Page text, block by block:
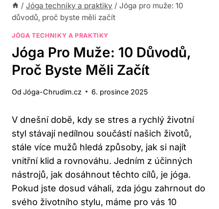
/ Jóga techniky a praktiky / Jóga pro muže: 10
důvodů, proč byste měli začít
JÓGA TECHNIKY A PRAKTIKY
Jóga Pro Muže: 10 Důvodů,
Proč Byste Měli Začít
Od Jóga-Chrudim.cz 6. prosince 2025
V dnešní době, kdy se stres a rychlý životní
styl stávají nedílnou součástí našich životů,
stále více mužů hledá způsoby, jak si najít
vnitřní klid a rovnováhu. Jedním z účinných
nástrojů, jak dosáhnout těchto cílů, je jóga.
Pokud jste dosud váhali, zda jógu zahrnout do
svého životního stylu, máme pro vás 10